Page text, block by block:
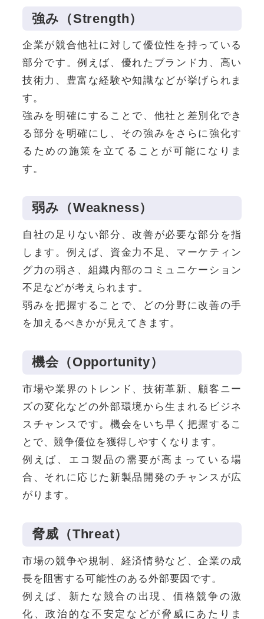
強み（Strength）
企業が競合他社に対して優位性を持っている
部分です。例えば、優れたブランド力、高い
技術力、豊富な経験や知識などが挙げられま
す。
強みを明確にすることで、他社と差別化でき
る部分を明確にし、その強みをさらに強化す
るための施策を立てることが可能になりま
す。
弱み（Weakness）
自社の足りない部分、改善が必要な部分を指
します。例えば、資金力不足、マーケティン
グ力の弱さ、組織内部のコミュニケーション
不足などが考えられます。
弱みを把握することで、どの分野に改善の手
を加えるべきかが見えてきます。
機会（Opportunity）
市場や業界のトレンド、技術革新、顧客ニー
ズの変化などの外部環境から生まれるビジネ
スチャンスです。機会をいち早く把握するこ
とで、競争優位を獲得しやすくなります。
例えば、エコ製品の需要が高まっている場
合、それに応じた新製品開発のチャンスが広
がります。
脅威（Threat）
市場の競争や規制、経済情勢など、企業の成
長を阻害する可能性のある外部要因です。
例えば、新たな競合の出現、価格競争の激
化、政治的な不安定などが脅威にあたりま